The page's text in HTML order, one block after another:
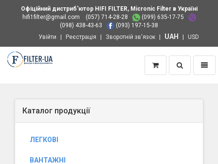
Офіційний дистриб'ютор HIFI FILTER, Micronic Filter в Україні
hifi1filter@gmail.com
(057) 714-28-28
(099) 635-17-75
(098) 438-43-63
(093) 197-15-38
Увійти
Реєстрація Зворотній зв'язок UAH USD
Пошук
Каталог продукції
ЛЕГКОВІ
ВАНТАЖНІ